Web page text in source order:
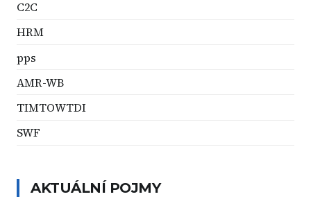
C2C
HRM
pps
AMR-WB
TIMTOWTDI
SWF
AKTUÁLNÍ POJMY